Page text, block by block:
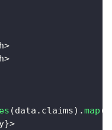
>
>
(data . claims) .map (
}>